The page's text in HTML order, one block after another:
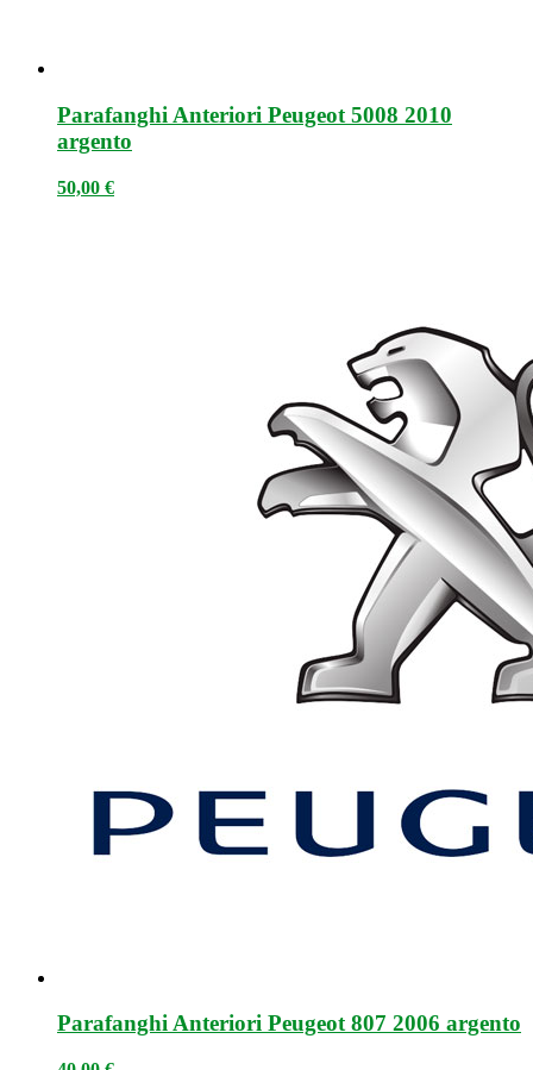
Parafanghi Anteriori Peugeot 5008 2010
argento
50,00 €
Parafanghi Anteriori Peugeot 807 2006 argento